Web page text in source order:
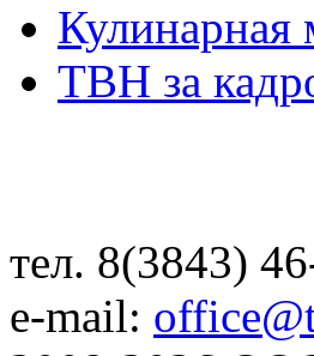
Кулинарная
ТВН за
тел. 8(3843)
e-mail: